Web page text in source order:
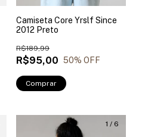
Camiseta Core Yrslf Since
2012 Preto
R$95,00
R$189,99
50% OFF
Comprar
1 / 6